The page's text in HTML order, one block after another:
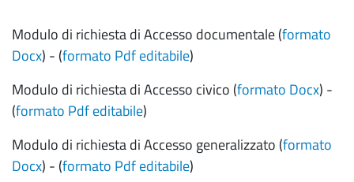
Modulo di richiesta di Accesso documentale (formato
Docx) - (formato Pdf editabile)
Modulo di richiesta di Accesso civico (formato Docx) -
(formato Pdf editabile)
Modulo di richiesta di Accesso generalizzato (formato
Docx) - (formato Pdf editabile)